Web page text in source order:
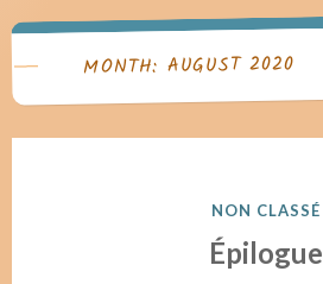
MONTH: AUGUST 2020
POSTED
IN
NON CLASSÉ
Épilogue